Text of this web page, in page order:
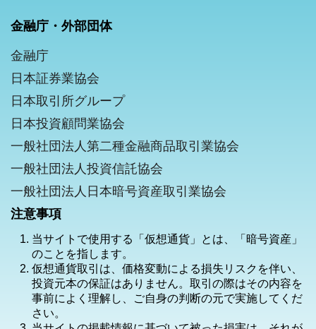
金融庁・外部団体
金融庁
日本証券業協会
日本取引所グループ
日本投資顧問業協会
一般社団法人第二種金融商品取引業協会
一般社団法人投資信託協会
一般社団法人日本暗号資産取引業協会
注意事項
当サイトで使用する「仮想通貨」とは、「暗号資産」
のことを指します。
仮想通貨取引は、価格変動による損失リスクを伴い、
投資元本の保証はありません。取引の際はその内容を
事前によく理解し、ご自身の判断の元で実施してくだ
さい。